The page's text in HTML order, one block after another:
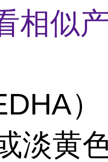
相似
）
淡黄